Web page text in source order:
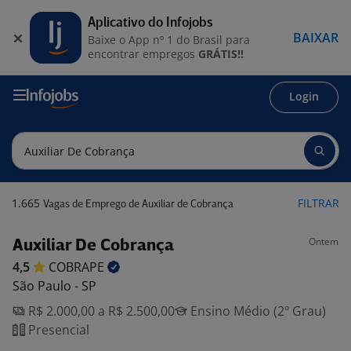
Login
1.665 Vagas de Emprego de Auxiliar de Cobrança FILTRAR
Auxiliar De Cobrança Ontem
4,5
COBRAPE
São Paulo - SP
R$ 2.000,00 a R$ 2.500,00
Ensino Médio (2º Grau)
Presencial
Aplicativo do Infojobs
Baixe o App nº 1 do Brasil para
encontrar empregos GRÁTIS!!
BAIXAR